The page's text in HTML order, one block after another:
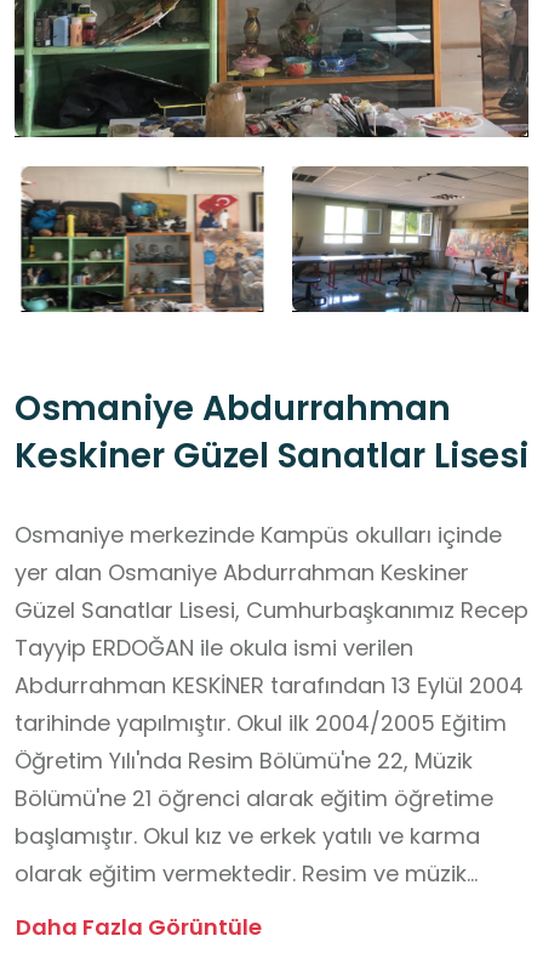
Osmaniye Abdurrahman
Keskiner Güzel Sanatlar Lisesi
Osmaniye merkezinde Kampüs okulları içinde
yer alan Osmaniye Abdurrahman Keskiner
Güzel Sanatlar Lisesi, Cumhurbaşkanımız Recep
Tayyip ERDOĞAN ile okula ismi verilen
Abdurrahman KESKİNER tarafından 13 Eylül 2004
tarihinde yapılmıştır. Okul ilk 2004/2005 Eğitim
Öğretim Yılı'nda Resim Bölümü'ne 22, Müzik
Bölümü'ne 21 öğrenci alarak eğitim öğretime
başlamıştır. Okul kız ve erkek yatılı ve karma
olarak eğitim vermektedir. Resim ve müzik
alanlarında eğitim vermekte olup özel
Daha Fazla Görüntüle